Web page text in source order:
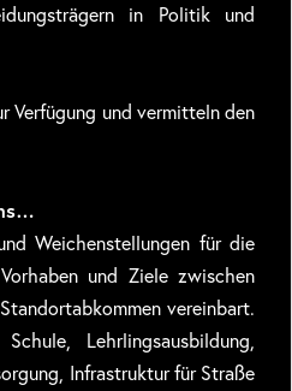
in Politik und
Verfügung und vermitteln den
Weichenstellungen für die
und Ziele zwischen
vereinbart.
Lehrlingsausbildung,
Infrastruktur für Straße